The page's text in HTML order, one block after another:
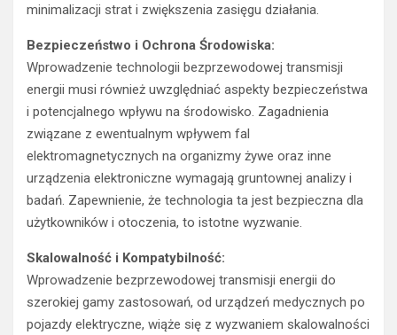
minimalizacji strat i zwiększenia zasięgu działania.
Bezpieczeństwo i Ochrona Środowiska:
Wprowadzenie technologii bezprzewodowej transmisji
energii musi również uwzględniać aspekty bezpieczeństwa
i potencjalnego wpływu na środowisko. Zagadnienia
związane z ewentualnym wpływem fal
elektromagnetycznych na organizmy żywe oraz inne
urządzenia elektroniczne wymagają gruntownej analizy i
badań. Zapewnienie, że technologia ta jest bezpieczna dla
użytkowników i otoczenia, to istotne wyzwanie.
Skalowalność i Kompatybilność:
Wprowadzenie bezprzewodowej transmisji energii do
szerokiej gamy zastosowań, od urządzeń medycznych po
pojazdy elektryczne, wiąże się z wyzwaniem skalowalności